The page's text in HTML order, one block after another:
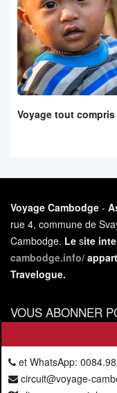
Voyage tout
Voyage Cambodge -
rue 4, commune de
Cambodge. Le site
cambodge.info/
Travelogue.
VOUS ABONNER
et WhatsApp:
circuit@voyage-